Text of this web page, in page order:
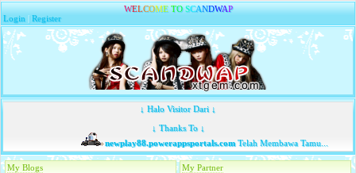
WELCOME TO SCANDWAP
Login |Register
↓ Halo Visitor Dari ↓
↓ Thanks To ↓
newplay88.powerappsportals.comTelah Membawa Tamu...
My Blogs My Partner